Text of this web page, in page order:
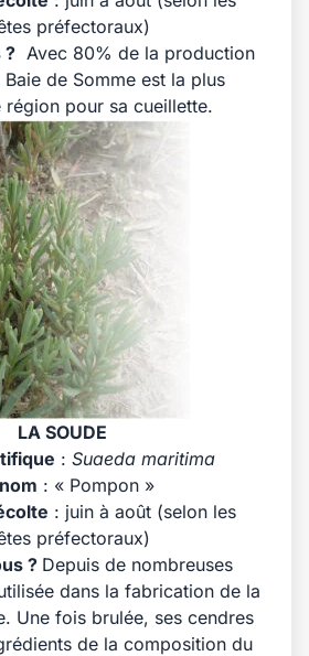
préfectoraux)
? Avec 80% de la production
de Somme est la plus
région pour sa cueillette.
LA SOUDE
: Suaeda maritima
: « Pompon »
: juin à août (selon les
préfectoraux)
? Depuis de nombreuses
dans la fabrication de la
Une fois brulée, ses cendres
de la composition du